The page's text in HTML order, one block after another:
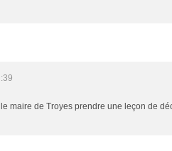
maire de Troyes prendre une leçon de